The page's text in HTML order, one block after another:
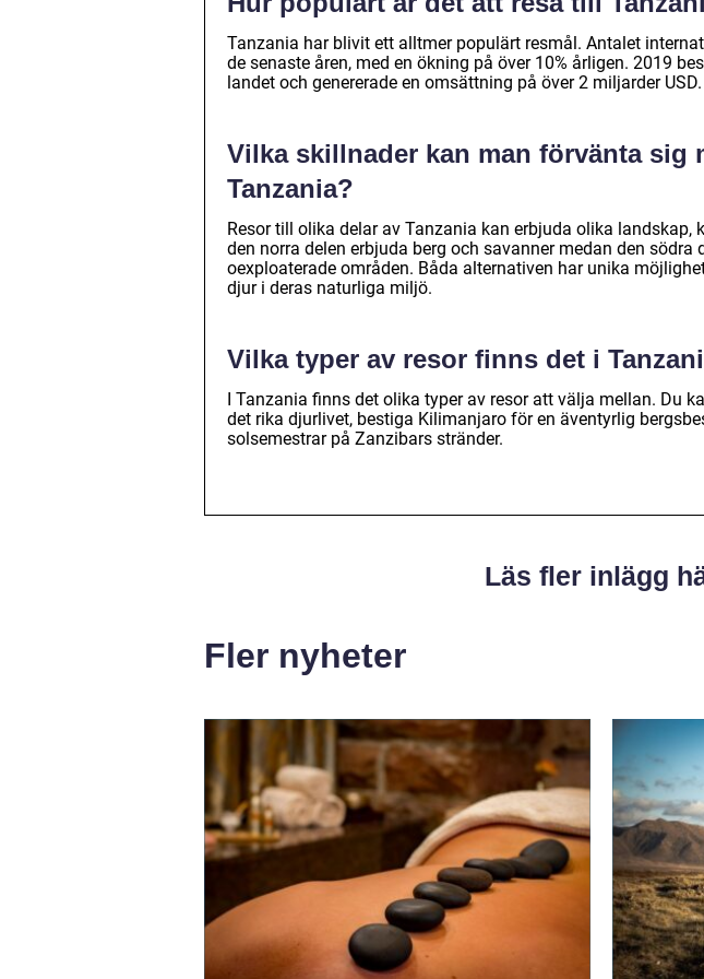
Tanzania har blivit ett alltmer populärt resmål. Antalet
de senaste åren, med en ökning på över 10% årligen. 2019
landet och genererade en omsättning på över 2 miljarder USD.
Vilka skillnader kan man förvänta sig
Tanzania?
Resor till olika delar av Tanzania kan erbjuda olika landskap,
den norra delen erbjuda berg och savanner medan den södra
oexploaterade områden. Båda alternativen har unika
djur i deras naturliga miljö.
Vilka typer av resor finns det i
I Tanzania finns det olika typer av resor att välja mellan. Du
det rika djurlivet, bestiga Kilimanjaro för en äventyrlig
solsemestrar på Zanzibars stränder.
Läs fler inlägg
Fler nyheter